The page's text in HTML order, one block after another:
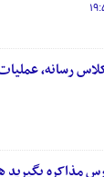
رسانه، عملیات
مذاکره بگیرید